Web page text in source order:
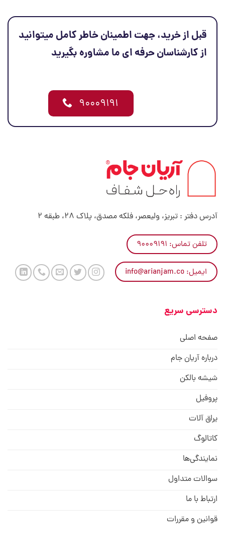
قبل از خرید، جهت اطمینان خاطر کامل میتوانید
از کارشناسان حرفه ای ما مشاوره بگیرید
۹۰۰۰۹۱۹۱
آدرس دفتر : تبریز، ولیعصر، فلکه مصدق، پلاک 28، طبقه 2
تلفن تماس: ۹۰۰۰۹۱۹۱
ایمیل: info@arianjam.co
دسترسی سریع
صفحه اصلی
درباره آریان جام
شیشه بالکن
پروفیل
یراق آلات
کاتالوگ
نمایندگی‌ها
سوالات متداول
ارتباط با ما
قوانین و مقررات